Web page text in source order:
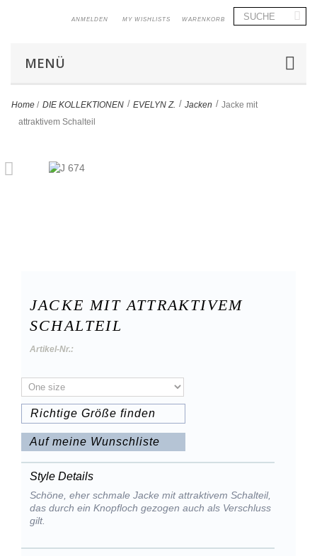
WARENKORB
MY WISHLISTS
ANMELDEN
MENÜ
Home / DIE KOLLEKTIONEN > EVELYN Z. > Jacken > Jacke mit
attraktivem Schalteil
JACKE MIT ATTRAKTIVEM
SCHALTEIL
Artikel-Nr.:
Richtige Größe finden
Auf meine Wunschliste
Style Details
Schöne, eher schmale Jacke mit attraktivem Schalteil,
das durch ein Knopfloch gezogen auch als Verschluss
gilt.